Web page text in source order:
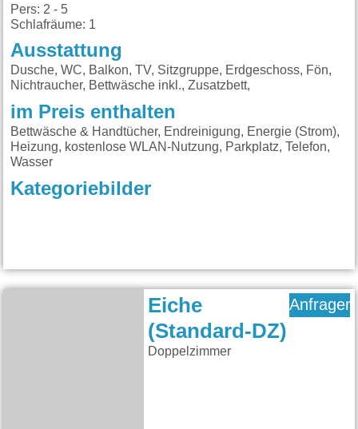
Pers: 2 - 5
Schlafräume: 1
Ausstattung
Dusche, WC, Balkon, TV, Sitzgruppe, Erdgeschoss, Fön,
Nichtraucher, Bettwäsche inkl., Zusatzbett,
im Preis enthalten
Bettwäsche & Handtücher, Endreinigung, Energie (Strom),
Heizung, kostenlose WLAN-Nutzung, Parkplatz, Telefon,
Wasser
Kategoriebilder
Eiche
(Standard-DZ)
Doppelzimmer
Anfragen